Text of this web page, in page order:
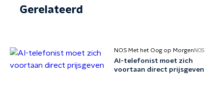
Gerelateerd
NOS Met het Oog op Morgen NOS
AI-telefonist moet zich
voortaan direct prijsgeven